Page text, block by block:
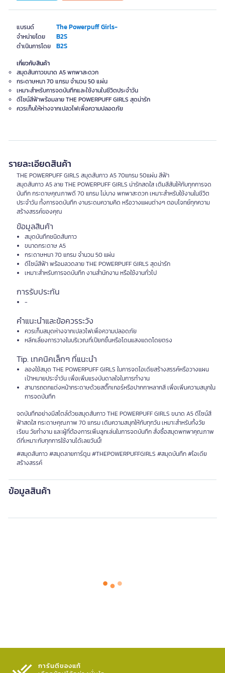
แบรนด์ The Powerpuff Girls-
จำหน่ายโดย B2S
ดำเนินการโดย B2S
เกี่ยวกับสินค้า
สมุดสันกาวขนาด A5 พกพาสะดวก
กระดาษหนา 70 แกรม จำนวน 50 แผ่น
เหมาะสำหรับการจดบันทึกและใช้งานในชีวิตประจำวัน
ดีไซน์สีฟ้าพร้อมลาย THE POWERPUFF GIRLS สุดน่ารัก
ควรเก็บให้ห่างจากเปลวไฟเพื่อความปลอดภัย
รายละเอียดสินค้า
THE POWERPUFF GIRLS สมุดสันกาว A5 70แกรม 50แผ่น สีฟ้า
สมุดสันกาว A5 ลาย THE POWERPUFF GIRLS น่ารักสดใส เติมสีสันให้กับทุกการจด
บันทึก กระดาษคุณภาพดี 70 แกรม ไม่บาง พกพาสะดวก เหมาะสำหรับใช้งานในชีวิต
ประจำวัน ทั้งการจดบันทึก งานระดมความคิด หรือวางแผนต่างๆ ตอบโจทย์ทุกความ
สร้างสรรค์ของคุณ
ข้อมูลสินค้า
สมุดบันทึกชนิดสันกาว
ขนาดกระดาษ A5
กระดาษหนา 70 แกรม จำนวน 50 แผ่น
ดีไซน์สีฟ้า พร้อมลวดลาย THE POWERPUFF GIRLS สุดน่ารัก
เหมาะสำหรับการจดบันทึก งานสำนักงาน หรือใช้งานทั่วไป
การรับประกัน
-
คำแนะนำและข้อควรระวัง
ควรเก็บสมุดห่างจากเปลวไฟเพื่อความปลอดภัย
หลีกเลี่ยงการวางในบริเวณที่เปียกชื้นหรือโดนแสงแดดโดยตรง
Tip. เทคนิคเล็กๆ ที่แนะนำ
ลองใช้สมุด THE POWERPUFF GIRLS ในการจดไอเดียสร้างสรรค์หรือวางแผน
เป้าหมายประจำวัน เพื่อเพิ่มแรงบันดาลใจในการทำงาน
สามารถตกแต่งหน้ากระดาษด้วยสติ๊กเกอร์หรือปากกาหลากสี เพื่อเพิ่มความสนุกใน
การจดบันทึก
จดบันทึกอย่างมีสไตล์ด้วยสมุดสันกาว THE POWERPUFF GIRLS ขนาด A5 ดีไซน์สี
ฟ้าสดใส กระดาษคุณภาพ 70 แกรม เติมความสนุกให้กับทุกวัน เหมาะสำหรับทั้งวัย
เรียน วัยทำงาน และผู้ที่ต้องการเพิ่มลูกเล่นในการจดบันทึก สั่งซื้อสมุดพกพาคุณภาพ
ดีที่เหมาะกับทุกการใช้งานได้เลยวันนี้!
#สมุดสันกาว #สมุดลายการ์ตูน #THEPOWERPUFFGIRLS #สมุดบันทึก #ไอเดีย
สร้างสรรค์
ข้อมูลสินค้า
การันตีของแท้